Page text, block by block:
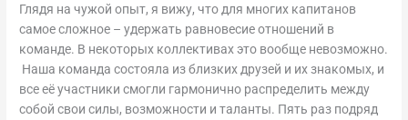
Глядя на чужой опыт, я вижу, что для многих капитанов
самое сложное – удержать равновесие отношений в
команде. В некоторых коллективах это вообще невозможно.
Наша команда состояла из близких друзей и их знакомых, и
все её участники смогли гармонично распределить между
собой свои силы, возможности и таланты. Пять раз подряд